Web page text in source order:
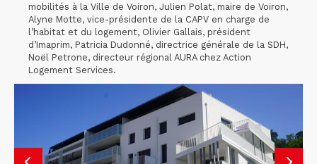
mobilités à la Ville de Voiron, Julien Polat, maire de Voiron,
Alyne Motte, vice-présidente de la CAPV en charge de
l’habitat et du logement, Olivier Gallais, président
d’Imaprim, Patricia Dudonné, directrice générale de la SDH,
Noël Petrone, directeur régional AURA chez Action
Logement Services.